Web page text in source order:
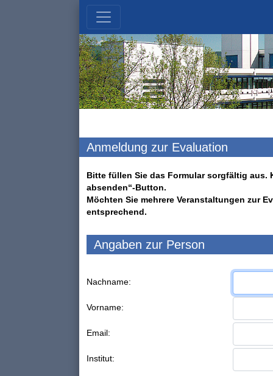
Anmeldung zur Evaluation
Bitte füllen Sie das Formular sorgfältig aus.
absenden“-Button.
Möchten Sie mehrere Veranstaltungen zur
entsprechend.
Angaben zur Person
Nachname:
Vorname:
Email:
Institut: